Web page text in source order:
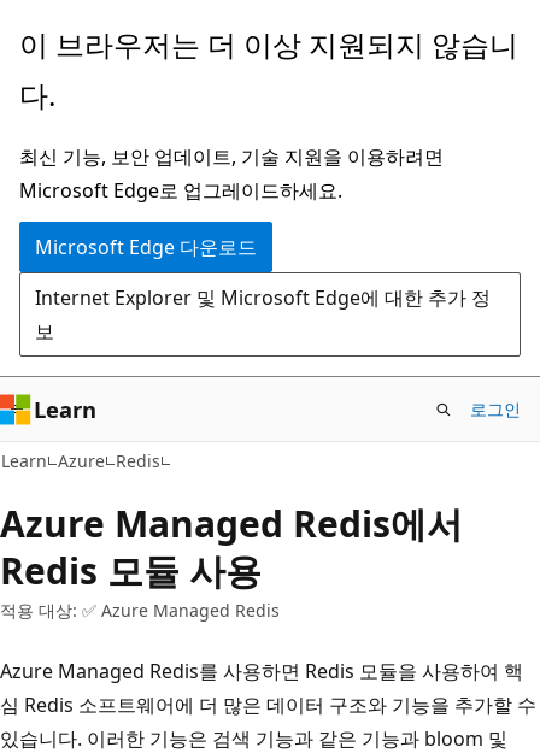
주
콘
츠
로
건
너
뛰
기
이 브라우저는 더 이상 지원되지 않습니
다.
최신 기능, 보안 업데이트, 기술 지원을 이용하려면
Microsoft Edge로 업그레이드하세요.
Microsoft Edge 다운로드
Internet Explorer 및 Microsoft Edge에 대한 추가 정
보
Learn 로그인
Learn Azure Redis
Azure Managed Redis에서
Redis 모듈 사용
적용 대상: ✅ Azure Managed Redis
Azure Managed Redis를 사용하면 Redis 모듈을 사용하여 핵
심 Redis 소프트웨어에 더 많은 데이터 구조와 기능을 추가할 수
있습니다. 이러한 기능은 검색 기능과 같은 기능과 bloom 및